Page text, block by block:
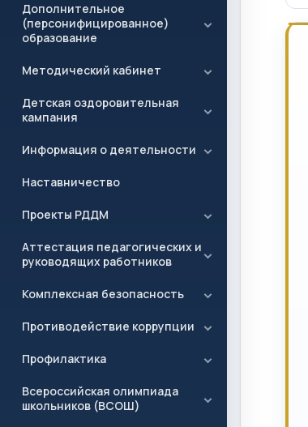
Дополнительное
(персонифицированное)
образование
Методический кабинет
Детская оздоровительная
кампания
Информация о деятельности
Наставничество
Проекты РДДМ
Аттестация педагогических и
руководящих работников
Комплексная безопасность
Противодействие коррупции
Профилактика
Всероссийская олимпиада
школьников (ВСОШ)